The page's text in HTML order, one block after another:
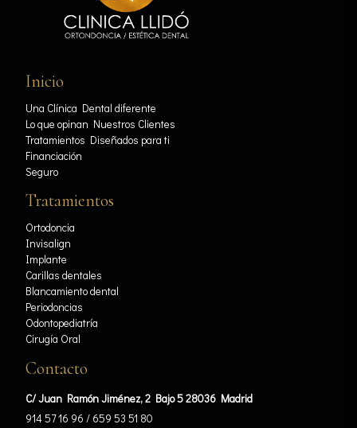
Inicio
Una Clínica Dental diferente
Lo que opinan Nuestros Clientes
Tratamientos Diseñados para ti
Financiación
Seguro
Tratamientos
Ortodoncia
Invisalign
Implante
Carillas dentales
Blancamiento dental
Periodoncias
Odontopediatría
Cirugía Oral
Contacto
C/ Juan Ramón Jiménez, 2 Bajo 5 28036 Madrid
914 57 16 96 / 659 53 51 80